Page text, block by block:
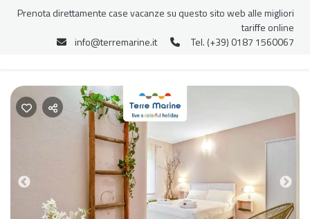
Prenota direttamente case vacanze su questo sito web alle migliori
tariffe online
info@terremarine.it
Tel. (+39) 0187 1560067